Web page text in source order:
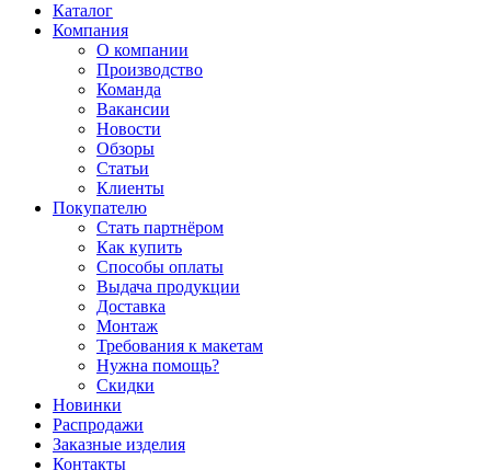
Каталог
Компания
О компании
Производство
Команда
Вакансии
Новости
Обзоры
Статьи
Клиенты
Покупателю
Стать партнёром
Как купить
Способы оплаты
Выдача продукции
Доставка
Монтаж
Требования к макетам
Нужна помощь?
Скидки
Новинки
Распродажи
Заказные изделия
Контакты